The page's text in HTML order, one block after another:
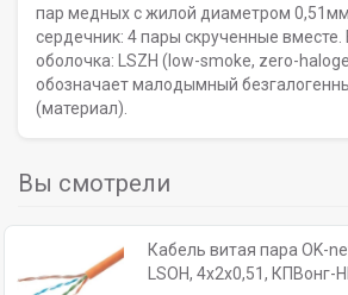
пар медных с жилой диаметром 0,51мм
сердечник: 4 пары скрученные
оболочка: LSZH (low-smoke, zero-
обозначает малодымный
(материал).
Вы смотрели
Кабель витая пара OK-
LSOH, 4x2x0,51, КПВонг-